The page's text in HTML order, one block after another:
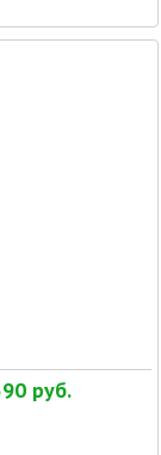
руб.